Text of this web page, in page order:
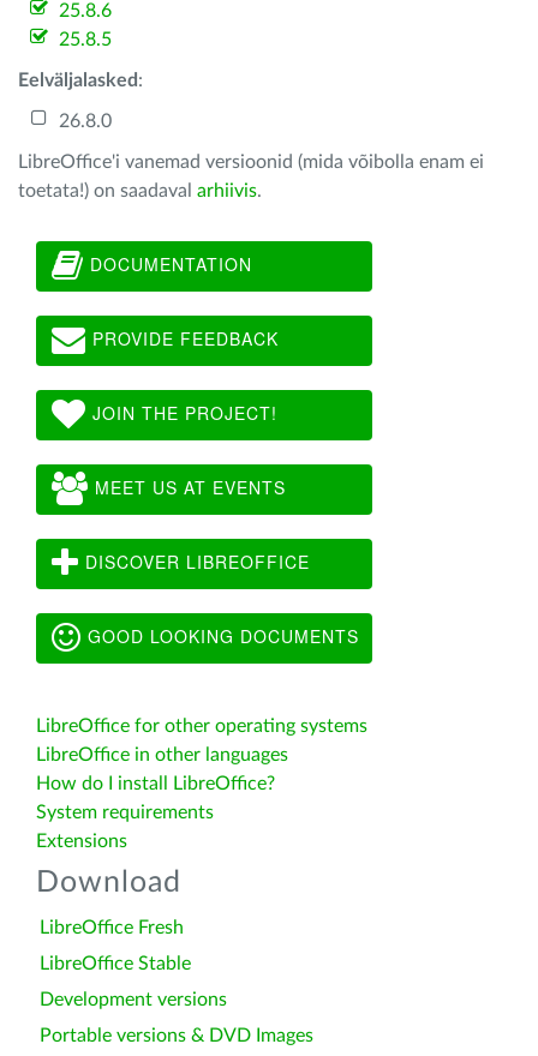
25.8.6
25.8.5
Eelväljalasked :
26.8.0
LibreOffice'i vanemad versioonid (mida võibolla enam ei
toetata!) on saadaval arhiivis.
DOCUMENTATION
PROVIDE FEEDBACK
JOIN THE PROJECT!
MEET US AT EVENTS
DISCOVER LIBREOFFICE
GOOD LOOKING DOCUMENTS
LibreOffice for other operating systems
LibreOffice in other languages
How do I install LibreOffice?
System requirements
Extensions
Download
LibreOffice Fresh
LibreOffice Stable
Development versions
Portable versions & DVD Images